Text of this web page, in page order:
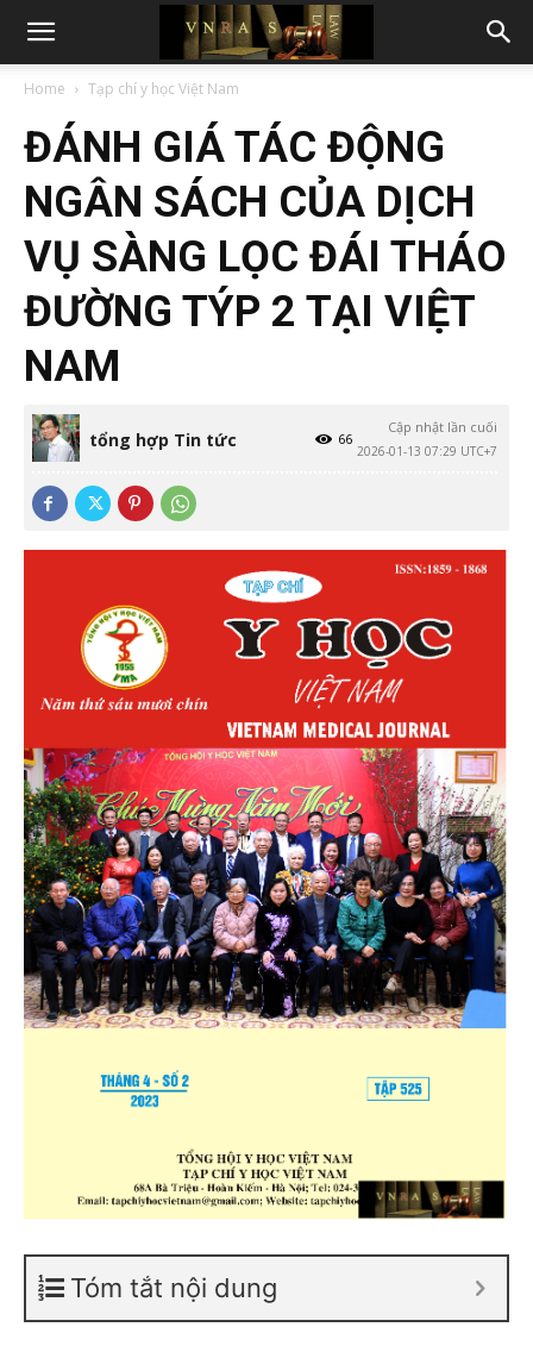
Home Tạp chí y học Việt Nam
ĐÁNH GIÁ TÁC ĐỘNG
NGÂN SÁCH CỦA DỊCH
VỤ SÀNG LỌC ĐÁI THÁO
ĐƯỜNG TÝP 2 TẠI VIỆT
NAM
tổng hợp Tin tức
Cập nhật lần cuối
2026-01-13 07:29 UTC+7
66
Tóm tắt nội dung